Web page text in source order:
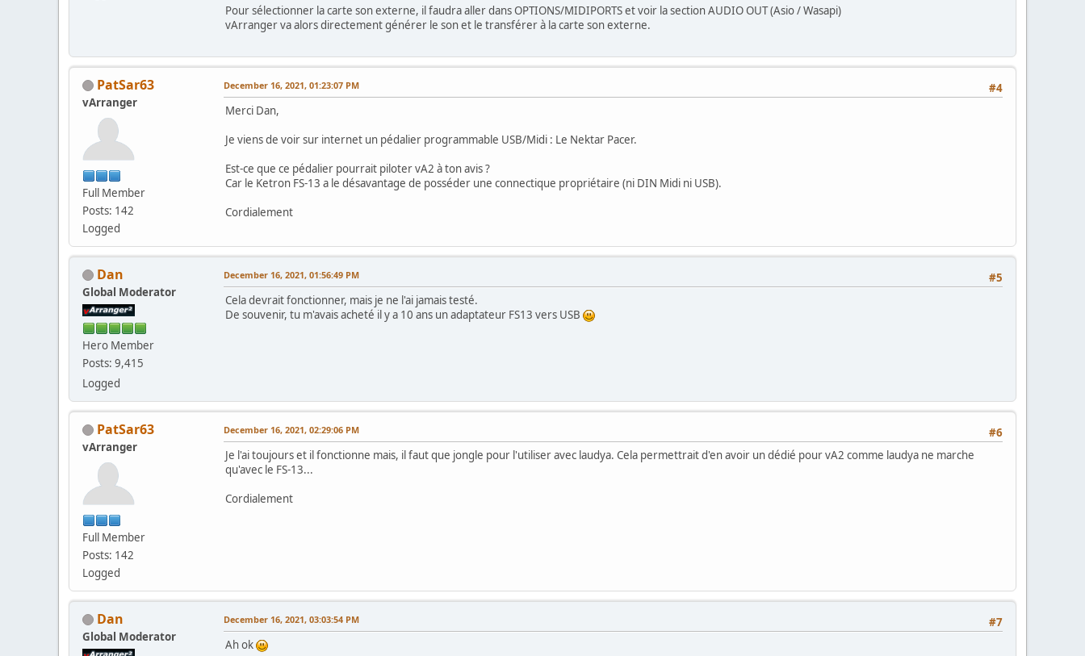
Pour sélectionner la carte son externe, il faudra aller dans OPTIONS/MIDIPORTS et voir la section AUDIO OUT (Asio / Wasapi)
vArranger va alors directement générer le son et le transférer à la carte son externe.
PatSar63
vArranger
Full Member
Posts: 142
Logged
#4
December 16, 2021, 01:23:07 PM
Merci Dan,
Je viens de voir sur internet un pédalier programmable USB/Midi : Le Nektar Pacer.
Est-ce que ce pédalier pourrait piloter vA2 à ton avis ?
Car le Ketron FS-13 a le désavantage de posséder une connectique propriétaire (ni DIN Midi ni USB).
Cordialement
Dan
Global Moderator
Hero Member
Posts: 9,415
Logged
#5
December 16, 2021, 01:56:49 PM
Cela devrait fonctionner, mais je ne l'ai jamais testé.
De souvenir, tu m'avais acheté il y a 10 ans un adaptateur FS13 vers USB
PatSar63
vArranger
Full Member
Posts: 142
Logged
#6
December 16, 2021, 02:29:06 PM
Je l'ai toujours et il fonctionne mais, il faut que jongle pour l'utiliser avec laudya. Cela permettrait d'en avoir un dédié pour vA2 comme laudya ne marche
qu'avec le FS-13...
Cordialement
Dan
Global Moderator
#7
December 16, 2021, 03:03:54 PM
Ah ok